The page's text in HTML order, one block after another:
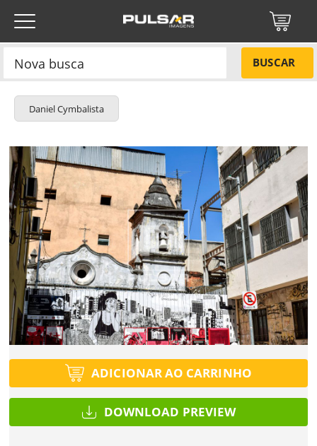
BUSCAR
Daniel Cymbalista
ADICIONAR AO CARRINHO
DOWNLOAD PREVIEW
Título do projeto
Tipo de projeto
Selecione
Utilização
Formato
Códigos
Título do projeto
Esqueci a senha
ENTRAR
ENTRAR
ENVIAR
Protegido por reCAPTCHA — Privacidade·Termos
NÃO
SIM
Título do projeto
Tipo de projeto
Formato
Tamanho PR$ 57,00
Tamanho MR$ 114,00
Tamanho GR$ 171,00